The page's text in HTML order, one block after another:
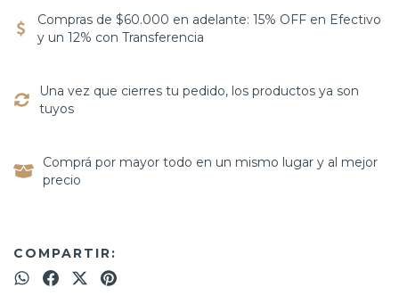
Compras de $60.000 en adelante: 15% OFF en Efectivo
y un 12% con Transferencia
Una vez que cierres tu pedido, los productos ya son
tuyos
Comprá por mayor todo en un mismo lugar y al mejor
precio
COMPARTIR: